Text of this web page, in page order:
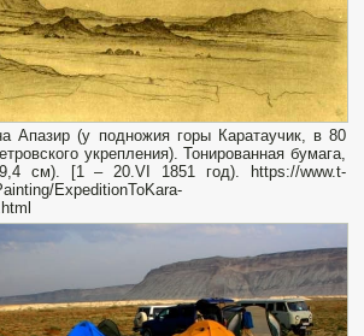
Апазир (у подножия горы Каратаучик, в 80
укрепления). Тонированная бумага,
см). [1 – 20.VI 1851 год). https://www.t-
ExpeditionToKara-